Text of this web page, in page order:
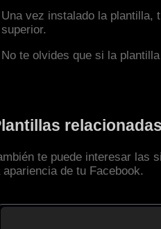
Una vez instalado la plantilla,
superior.
No te olvides que si la
te puede interesar las
apariencia de tu Facebook.